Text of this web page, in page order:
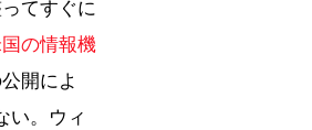
てすぐに
の情報機
開によ
い。ウィ